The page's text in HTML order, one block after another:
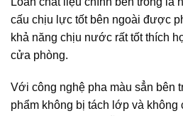
cấu chịu lực tốt bên ngoài được
khả năng chịu nước rất tốt thích
cửa phòng.
Với công nghệ pha màu sẳn bên
phẩm không bị tách lớp và không